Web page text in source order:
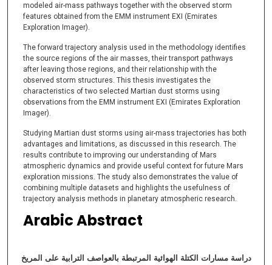
modeled air-mass pathways together with the observed storm
features obtained from the EMM instrument EXI (Emirates
Exploration Imager).
The forward trajectory analysis used in the methodology identifies
the source regions of the air masses, their transport pathways
after leaving those regions, and their relationship with the
observed storm structures. This thesis investigates the
characteristics of two selected Martian dust storms using
observations from the EMM instrument EXI (Emirates Exploration
Imager).
Studying Martian dust storms using air-mass trajectories has both
advantages and limitations, as discussed in this research. The
results contribute to improving our understanding of Mars
atmospheric dynamics and provide useful context for future Mars
exploration missions. The study also demonstrates the value of
combining multiple datasets and highlights the usefulness of
trajectory analysis methods in planetary atmospheric research.
Arabic Abstract
دراسة مسارات الكتلة الهوائية المرتبطة بالعواصف الترابية على المريخ